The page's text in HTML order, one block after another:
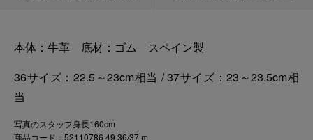
本体：牛革 底材：ゴム スペイン製
36サイズ：22.5～23cm相当 / 37サイズ：23～23.5cm相
当
写真のスタッフ身長160cm
商品コード：52110786 49 36/37 m